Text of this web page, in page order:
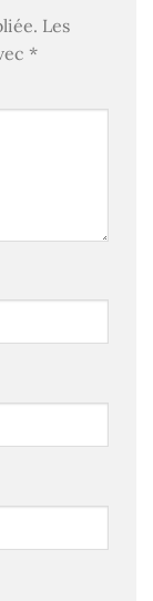
Les
*